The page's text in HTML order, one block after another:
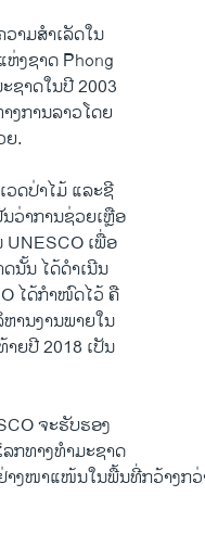
າມ​ສຳ​ເລັດ​ໃນ​
ງ​ຊາດ Phong
ຊາດ​ໃນ​ປີ 2003
ງ​ການ​ລາວ​ໂດຍ​
ຍ.
ວດ​ປ່າ​ໄມ້ ແລະ​ຊີ​
ວ່າ​ການ​ຊ່ວຍ​ເຫຼືອ
ເພື່ອ​
ນັ້ນ ​ໄດ້​ດຳ​ເນີນ​
ໄດ້​ກຳ​ໜົດ​ໄວ້ ​ຄື​
ານ​ງານ​ພາຍ​ໃນ​
ຍປີ 2018 ເປັນ
ຈະ​ຮັບ​ຮອງ​
ກ​ທາງ​ທຳ​ມະ​ຊາດ
ງ​ໜາ​ແໜ້ນ​ໃນ​ພື້ນ​ທີ່ກວ້າງກວ່